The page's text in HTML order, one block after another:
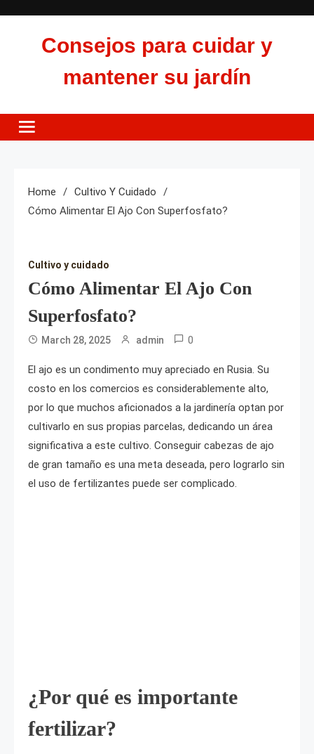
Consejos para cuidar y
mantener su jardín
Home
Cultivo Y Cuidado
Cómo Alimentar El Ajo Con Superfosfato?
Cultivo y cuidado
Cómo Alimentar El Ajo Con
Superfosfato?
March 28, 2025 admin 0
El ajo es un condimento muy apreciado en Rusia. Su
costo en los comercios es considerablemente alto,
por lo que muchos aficionados a la jardinería optan por
cultivarlo en sus propias parcelas, dedicando un área
significativa a este cultivo. Conseguir cabezas de ajo
de gran tamaño es una meta deseada, pero lograrlo sin
el uso de fertilizantes puede ser complicado.
¿Por qué es importante
fertilizar?